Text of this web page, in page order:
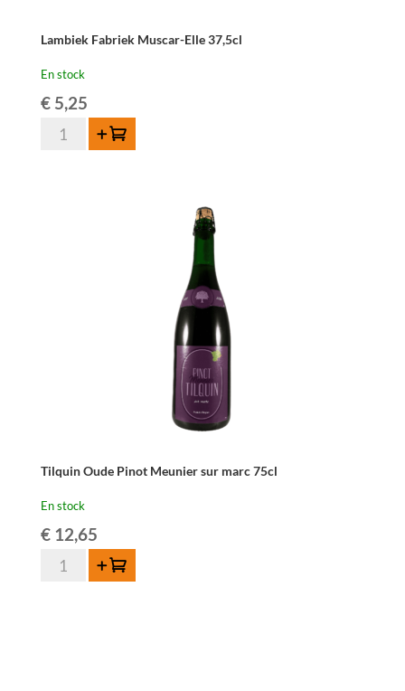
Lambiek Fabriek Muscar-Elle 37,5cl
En stock
€5,25
quantité
Ajouter au panier
Tilquin Oude Pinot Meunier sur marc 75cl
En stock
€12,65
quantité
Ajouter au panier